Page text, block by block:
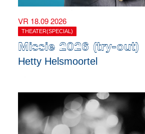
VR 18.09 2026
THEATER(SPECIAL)
Missie 2026 (try-out)
Hetty Helsmoortel